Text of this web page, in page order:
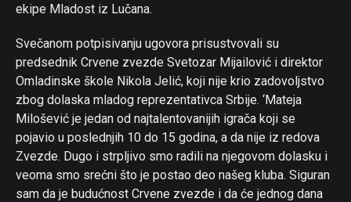
ekipe Mladost iz Lučana.
Svečanom potpisivanju ugovora prisustvovali su
predsednik Crvene zvezde Svetozar Mijailović i direktor
Omladinske škole Nikola Jelić, koji nije krio zadovoljstvo
zbog dolaska mladog reprezentativca Srbije. ‘Mateja
Milošević je jedan od najtalentovanijih igrača koji se
pojavio u poslednjih 10 do 15 godina, a da nije iz redova
Zvezde. Dugo i strpljivo smo radili na njegovom dolasku i
veoma smo srećni što je postao deo našeg kluba. Siguran
sam da je budućnost Crvene zvezde i da će jednog dana